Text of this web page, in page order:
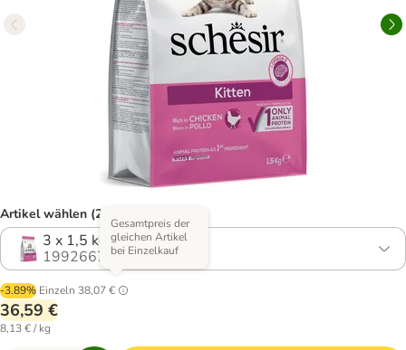
Artikel wählen (2 Varianten)
3 x 1,5 kg
1992667.0
-3.89% Einzeln 38,07 €
Gesamtpreis der
gleichen Artikel
bei Einzelkauf
36,59 €
8,13 € / kg